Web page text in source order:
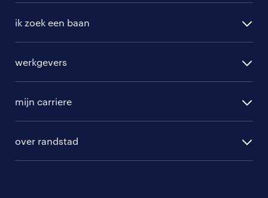
vacatures in Callantsoog
vacatures in Breezand
ik zoek een baan
randstad professional
randstad digital
werkgevers
hr-diensten
branches
mijn carriere
over randstad